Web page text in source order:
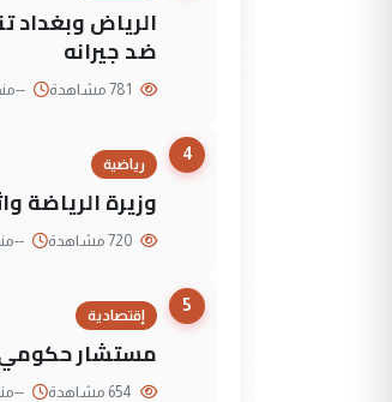
الرياض وبغداد
ضد جيرانه
--منذ 20
4
رياضية
وزيرة الرياضة
--منذ 20
5
إقتصادية
مستشار
--منذ 20